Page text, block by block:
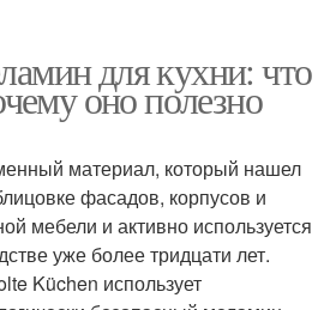
для кухни: что
оно полезно
материал, который нашел
фасадов, корпусов и
мебели и активно используется
уже более тридцати лет.
Küchen использует